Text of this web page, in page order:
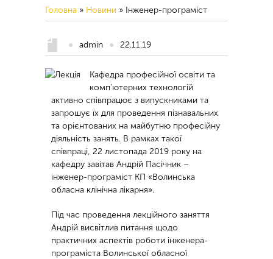
Головна » Новини » Інженер-програміст
● admin ● 22.11.19
Кафедра професійної освіти та
комп’ютерних технологій
активно співпрацює з випускниками та
запрошує їх для проведення пізнавальних
та орієнтованих на майбутню професійну
діяльність занять. В рамках такої
співпраці, 22 листопада 2019 року на
кафедру завітав Андрій Пасічник –
інженер-програміст КП «Волинська
обласна клінічна лікарня».
Під час проведення лекційного заняття
Андрій висвітлив питання щодо
практичних аспектів роботи інженера-
програміста Волинської обласної